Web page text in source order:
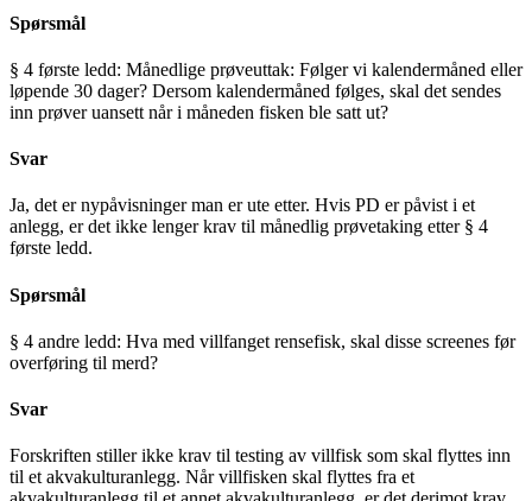
Spørsmål
§ 4 første ledd: Månedlige prøveuttak: Følger vi kalendermåned eller
løpende 30 dager? Dersom kalendermåned følges, skal det sendes
inn prøver uansett når i måneden fisken ble satt ut?
Svar
Ja, det er nypåvisninger man er ute etter. Hvis PD er påvist i et
anlegg, er det ikke lenger krav til månedlig prøvetaking etter § 4
første ledd.
Spørsmål
§ 4 andre ledd: Hva med villfanget rensefisk, skal disse screenes før
overføring til merd?
Svar
Forskriften stiller ikke krav til testing av villfisk som skal flyttes inn
til et akvakulturanlegg. Når villfisken skal flyttes fra et